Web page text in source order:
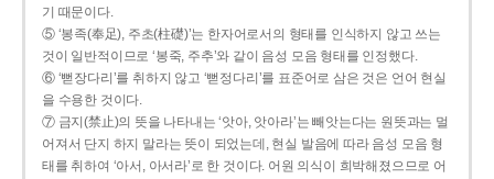
기 때문이다.
⑤ ‘봉족(奉足), 주초(柱礎)’는 한자어로서의 형태를 인식하지 않고 쓰는
것이 일반적이므로 ‘봉죽, 주추’와 같이 음성 모음 형태를 인정했다.
⑥ ‘뻗장다리’를 취하지 않고 ‘뻗정다리’를 표준어로 삼은 것은 언어 현실
을 수용한 것이다.
⑦ 금지(禁止)의 뜻을 나타내는 ‘앗아, 앗아라’는 빼앗는다는 원뜻과는 멀
어져서 단지 하지 말라는 뜻이 되었는데, 현실 발음에 따라 음성 모음 형
태를 취하여 ‘아서, 아서라’로 한 것이다. 어원 의식이 희박해졌으므로 어